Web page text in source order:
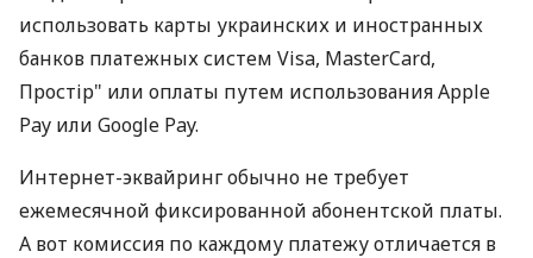
использовать карты украинских и иностранных
банков платежных систем Visa, MasterCard,
Простір" или оплаты путем использования Apple
Pay или Google Pay.
Интернет-эквайринг обычно не требует
ежемесячной фиксированной абонентской платы.
А вот комиссия по каждому платежу отличается в